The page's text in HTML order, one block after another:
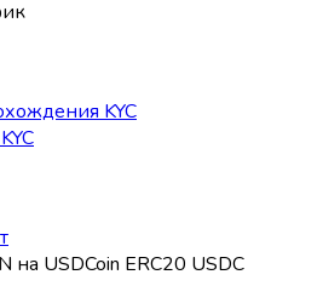
KYC
на USDCoin ERC20 USDC